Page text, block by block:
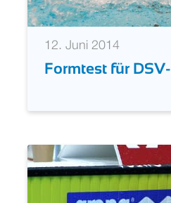
12. Juni 2014
Formtest für